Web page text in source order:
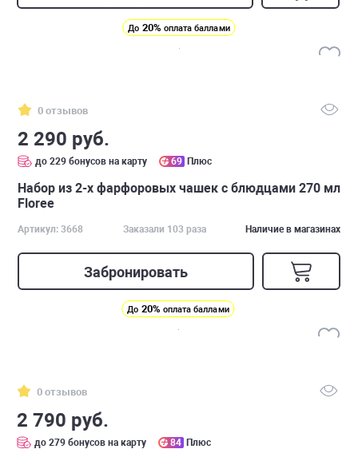
До 20% оплата баллами
0 отзывов
2 290 руб.
до 229 бонусов на карту 69 Плюс
Набор из 2-х фарфоровых чашек с блюдцами 270 мл
Floree
Артикул: 3668 Заказали 103 раза Наличие в магазинах
Забронировать
До 20% оплата баллами
0 отзывов
2 790 руб.
до 279 бонусов на карту 84 Плюс